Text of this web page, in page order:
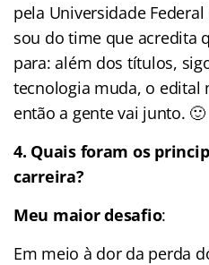
pela Universidade Federal
sou do time que acredita
para: além dos títulos,
tecnologia muda, o edital
então a gente vai junto. 🙂
4. Quais foram os
carreira?
Meu maior desafio:
Em meio à dor da perda